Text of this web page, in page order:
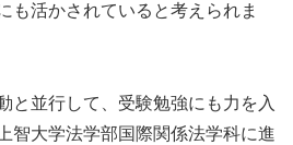
も活かされていると考えられま
と並行して、受験勉強にも力を入
智大学法学部国際関係法学科に進